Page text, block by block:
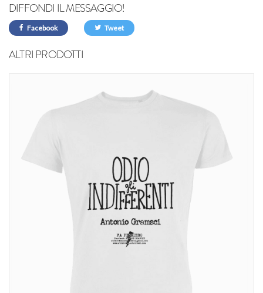
DIFFONDI IL MESSAGGIO!
Facebook Tweet
ALTRI PRODOTTI